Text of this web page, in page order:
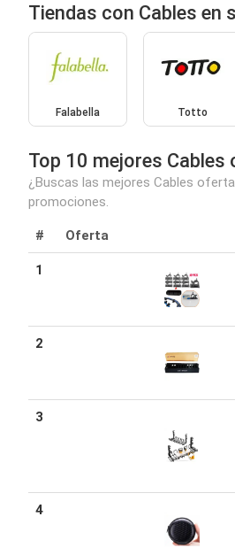
Tiendas con Cables en
Falabella Totto
Top 10 mejores
¿Buscas las mejores Cables
promociones.
# Oferta
1
2
3
4